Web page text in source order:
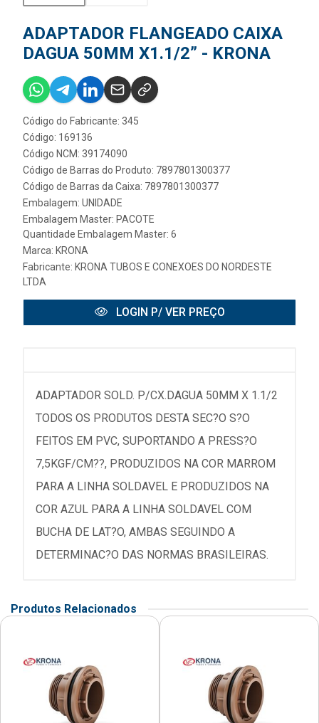
ADAPTADOR FLANGEADO CAIXA
DAGUA 50MM X1.1/2” - KRONA
Código do Fabricante: 345
Código: 169136
Código NCM: 39174090
Código de Barras do Produto: 7897801300377
Código de Barras da Caixa: 7897801300377
Embalagem: UNIDADE
Embalagem Master: PACOTE
Quantidade Embalagem Master: 6
Marca: KRONA
Fabricante: KRONA TUBOS E CONEXOES DO NORDESTE
LTDA
LOGIN P/ VER PREÇO
ADAPTADOR SOLD. P/CX.DAGUA 50MM X 1.1/2
TODOS OS PRODUTOS DESTA SEC?O S?O
FEITOS EM PVC, SUPORTANDO A PRESS?O
7,5KGF/CM??, PRODUZIDOS NA COR MARROM
PARA A LINHA SOLDAVEL E PRODUZIDOS NA
COR AZUL PARA A LINHA SOLDAVEL COM
BUCHA DE LAT?O, AMBAS SEGUINDO A
DETERMINAC?O DAS NORMAS BRASILEIRAS.
Produtos Relacionados